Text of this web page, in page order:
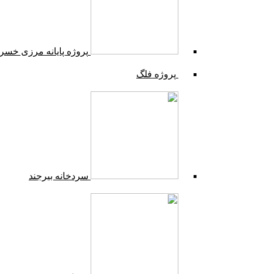
پروژه پایانه مرزی
پروژه فلگ
سردخانه بیرجند